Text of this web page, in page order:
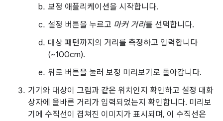
보정 애플리케이션을 시작합니다.
설정 버튼을 누르고 마커 거리를 선택합니다.
대상 패턴까지의 거리를 측정하고 입력합니다
(~100cm).
뒤로 버튼을 눌러 보정 미리보기로 돌아갑니다.
기기와 대상이 그림과 같은 위치인지 확인하고 설정 대화
상자에 올바른 거리가 입력되었는지 확인합니다. 미리보
기에 수직선이 겹쳐진 이미지가 표시되며, 이 수직선은